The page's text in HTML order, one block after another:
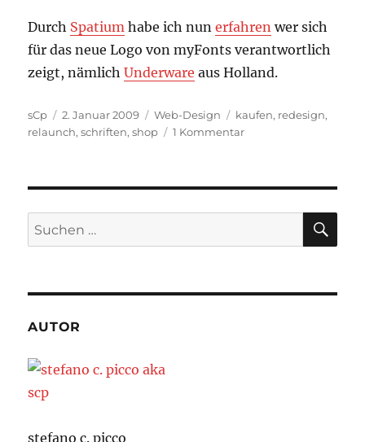
Durch Spatium habe ich nunerfahren wer sich
für das neue Logo von myFonts verantwortlich
zeigt, nämlichUnderware aus Holland.
Autor
sCp
Veröffentlicht
am
2. Januar 2009 Kategorien
Web-Design Schlagwörter
kaufen, redesign,
relaunch,schriften,shop 1 Kommentarzu
Suchen
nach:
AUTOR
stefano c. picco